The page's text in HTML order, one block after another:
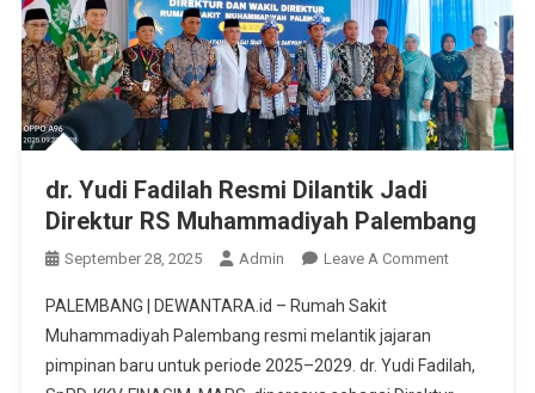
dr. Yudi Fadilah Resmi Dilantik Jadi
Direktur RS Muhammadiyah Palembang
September 28, 2025 Admin Leave A CommentOn
Resmi
PALEMBANG | DEWANTARA.id – Rumah Sakit
Muhammadiyah Palembang resmi melantik jajaran
pimpinan baru untuk periode 2025–2029. dr. Yudi Fadilah,